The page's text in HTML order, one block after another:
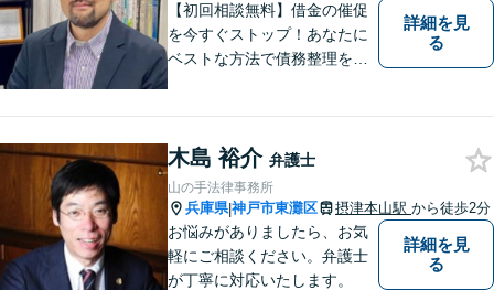
【初回相談無料】借金の催促
を今すぐストップ！あなたに
ベストな方法で債務整理をサ
イエンスの博士号も保有）と
交渉経験が豊富な弁護士
詳細を見
る
木島 裕介 弁護士
山の手法律事務所
兵庫県|神戸市東灘区 摂津本山駅 から徒歩2分
お悩みがありましたら、お気
軽にご相談ください。弁護士
が丁寧に対応いたします。
詳細を見
る